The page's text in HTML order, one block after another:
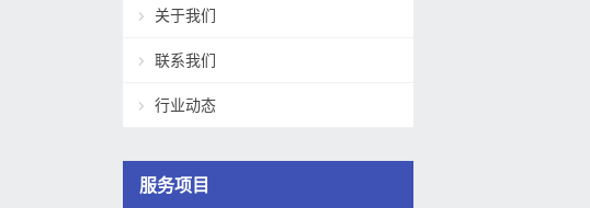
关于我们
联系我们
行业动态
服务项目